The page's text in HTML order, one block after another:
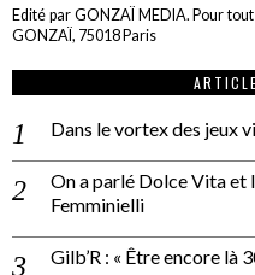
Edité par GONZAÏ MEDIA. Pour
GONZAÏ, 75018 Paris
Dans le vortex des jeux
On a parlé Dolce Vita et
Femminielli
Gilb’R : « Être encore là